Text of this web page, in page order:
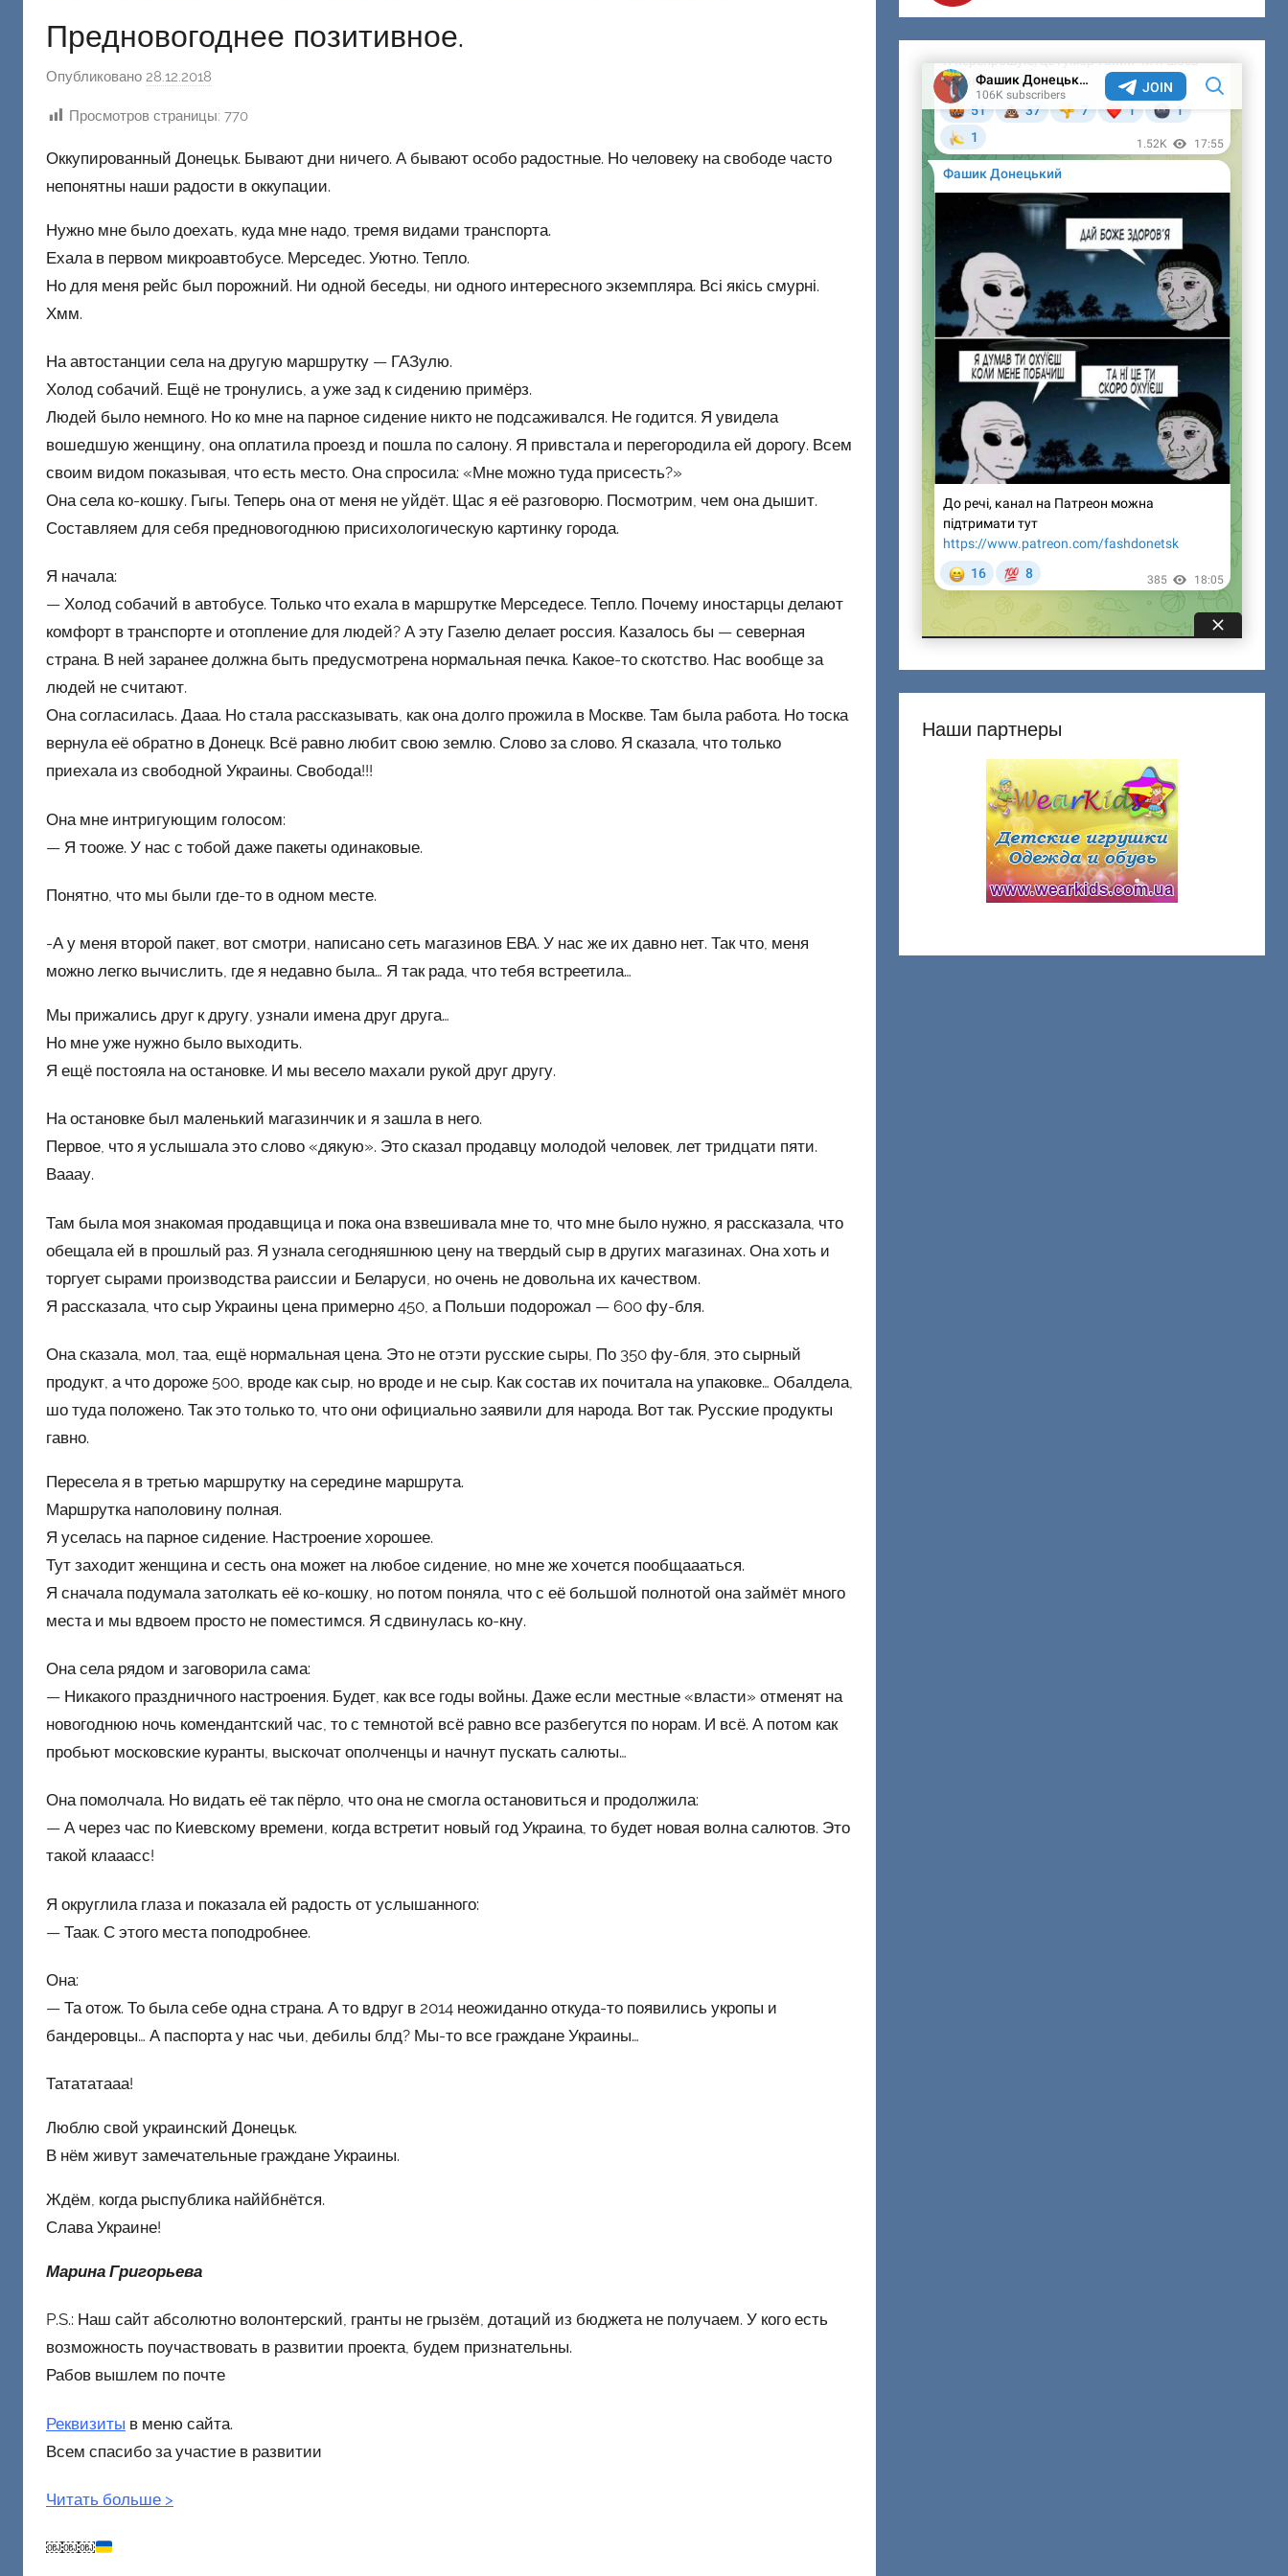
Предновогоднее позитивное.
Опубликовано 28.12.2018
т
о
м
Ф
о
н
е
ц
к
и
Просмотров страницы: 770
Оккупированный Донецьк. Бывают дни ничего. А бывают особо радостные. Но человеку на свободе часто
непонятны наши радости в оккупации.
Нужно мне было доехать, куда мне надо, тремя видами транспорта.
Ехала в первом микроавтобусе. Мерседес. Уютно. Тепло.
Но для меня рейс был порожний. Ни одной беседы, ни одного интересного экземпляра. Всі якісь смурні.
Хмм.
На автостанции села на другую маршрутку — ГАЗулю.
Холод собачий. Ещё не тронулись, а уже зад к сидению примёрз.
Людей было немного. Но ко мне на парное сидение никто не подсаживался. Не годится. Я увидела
вошедшую женщину, она оплатила проезд и пошла по салону. Я привстала и перегородила ей дорогу. Всем
своим видом показывая, что есть место. Она спросила: «Мне можно туда присесть?»
Она села ко-кошку. Гыгы. Теперь она от меня не уйдёт. Щас я её разговорю. Посмотрим, чем она дышит.
Составляем для себя предновогоднюю присихологическую картинку города.
Я начала:
— Холод собачий в автобусе. Только что ехала в маршрутке Мерседесе. Тепло. Почему иностарцы делают
комфорт в транспорте и отопление для людей? А эту Газелю делает россия. Казалось бы — северная
страна. В ней заранее должна быть предусмотрена нормальная печка. Какое-то скотство. Нас вообще за
людей не считают.
Она согласилась. Дааа. Но стала рассказывать, как она долго прожила в Москве. Там была работа. Но тоска
вернула её обратно в Донецк. Всё равно любит свою землю. Слово за слово. Я сказала, что только
приехала из свободной Украины. Свобода!!!
Она мне интригующим голосом:
— Я тооже. У нас с тобой даже пакеты одинаковые.
Понятно, что мы были где-то в одном месте.
-А у меня второй пакет, вот смотри, написано сеть магазинов ЕВА. У нас же их давно нет. Так что, меня
можно легко вычислить, где я недавно была… Я так рада, что тебя встреетила…
Мы прижались друг к другу, узнали имена друг друга…
Но мне уже нужно было выходить.
Я ещё постояла на остановке. И мы весело махали рукой друг другу.
На остановке был маленький магазинчик и я зашла в него.
Первое, что я услышала это слово «дякую». Это сказал продавцу молодой человек, лет тридцати пяти.
Вааау.
Там была моя знакомая продавщица и пока она взвешивала мне то, что мне было нужно, я рассказала, что
обещала ей в прошлый раз. Я узнала сегодняшнюю цену на твердый сыр в других магазинах. Она хоть и
торгует сырами производства раиссии и Беларуси, но очень не довольна их качеством.
Я рассказала, что сыр Украины цена примерно 450, а Польши подорожал — 600 фу-бля.
Она сказала, мол, таа, ещё нормальная цена. Это не отэти русские сыры, По 350 фу-бля, это сырный
продукт, а что дороже 500, вроде как сыр, но вроде и не сыр. Как состав их почитала на упаковке… Обалдела,
шо туда положено. Так это только то, что они официально заявили для народа. Вот так. Русские продукты
гавно.
Пересела я в третью маршрутку на середине маршрута.
Маршрутка наполовину полная.
Я уселась на парное сидение. Настроение хорошее.
Тут заходит женщина и сесть она может на любое сидение, но мне же хочется пообщаааться.
Я сначала подумала затолкать её ко-кошку, но потом поняла, что с её большой полнотой она займёт много
места и мы вдвоем просто не поместимся. Я сдвинулась ко-кну.
Она села рядом и заговорила сама:
— Никакого праздничного настроения. Будет, как все годы войны. Даже если местные «власти» отменят на
новогоднюю ночь комендантский час, то с темнотой всё равно все разбегутся по норам. И всё. А потом как
пробьют московские куранты, выскочат ополченцы и начнут пускать салюты…
Она помолчала. Но видать её так пёрло, что она не смогла остановиться и продолжила:
— А через час по Киевскому времени, когда встретит новый год Украина, то будет новая волна салютов. Это
такой клааасс!
Я округлила глаза и показала ей радость от услышанного:
— Таак. С этого места поподробнее.
Она:
— Та отож. То была себе одна страна. А то вдруг в 2014 неожиданно откуда-то появились укропы и
бандеровцы… А паспорта у нас чьи, дебилы блд? Мы-то все граждане Украины…
Татататааа!
Люблю свой украинский Донецьк.
В нём живут замечательные граждане Украины.
Ждём, когда рыспублика наййбнётся.
Слава Украине!
Марина Григорьева
P.S.: Наш сайт абсолютно волонтерский, гранты не грызём, дотаций из бюджета не получаем. У кого есть
возможность поучаствовать в развитии проекта, будем признательны.
Рабов вышлем по почте
Реквизиты в меню сайта.
Всем спасибо за участие в развитии
Читать больше >
￼￼￼
Наши партнеры